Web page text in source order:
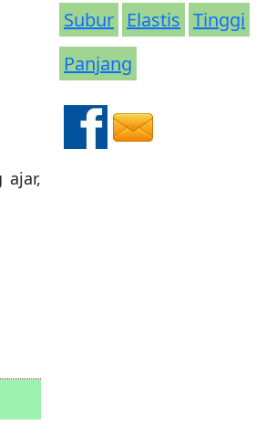
ajar,
Subur Elastis Tinggi
Panjang